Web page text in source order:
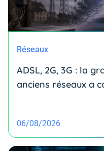
Réseaux
ADSL, 2G, 3G : la
anciens réseaux a
06/08/2026